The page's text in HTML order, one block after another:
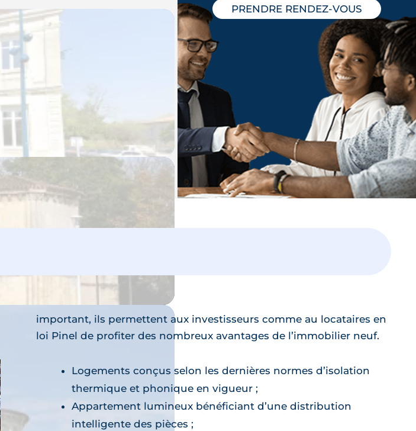
PRENDRE RENDEZ-VOUS
important, ils permettent aux investisseurs comme au locataires en
loi Pinel de profiter des nombreux avantages de l’immobilier neuf.
Logements conçus selon les dernières normes d’isolation
thermique et phonique en vigueur ;
Appartement lumineux bénéficiant d’une distribution
intelligente des pièces ;